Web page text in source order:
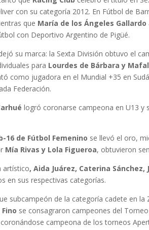
con su categoría 2012. En Fútbol de
que María de los Ángeles Gallardo
con Deportivo Argentino de Pigüé.
su marca: la Sexta División obtuvo el
para Lourdes de Bárbara y
como jugadora en el Mundial +35 en
Federación.
logró coronarse campeona en U13 y
16 de Fútbol Femenino se llevó el oro,
Mía Rivas y Lola Figueroa, obtuvieron
artístico, Aida Juárez, Caterina
en sus respectivas categorías.
subcampeón de la categoría cadete en la
se consagraron campeones del
campeona de los torneos